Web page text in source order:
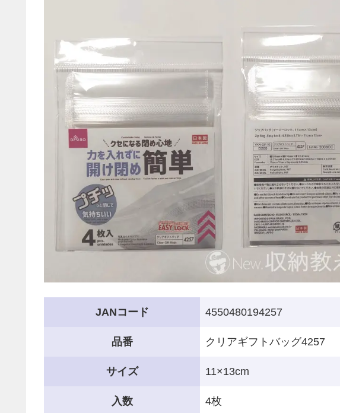
JANコード 4550480194257
品番 クリアギフトバッグ4257
サイズ 11×13cm
入数 4枚